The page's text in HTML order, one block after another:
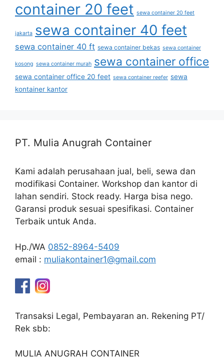
container 20 feet sewa container 20 feet
jakarta sewa container 40 feet
sewa container 40 ft sewa container bekas sewa container
kosong sewa container murah sewa container office
sewa container office 20 feet sewa container reefer sewa
kontainer kantor
PT. Mulia Anugrah Container
Kami adalah perusahaan jual, beli, sewa dan
modifikasi Container. Workshop dan kantor di
lahan sendiri. Stock ready. Harga bisa nego.
Garansi produk sesuai spesifikasi. Container
Terbaik untuk Anda.
Hp./WA 0852-8964-5409
email : muliakontainer1@gmail.com
Transaksi Legal, Pembayaran an. Rekening PT/
Rek sbb:
MULIA ANUGRAH CONTAINER